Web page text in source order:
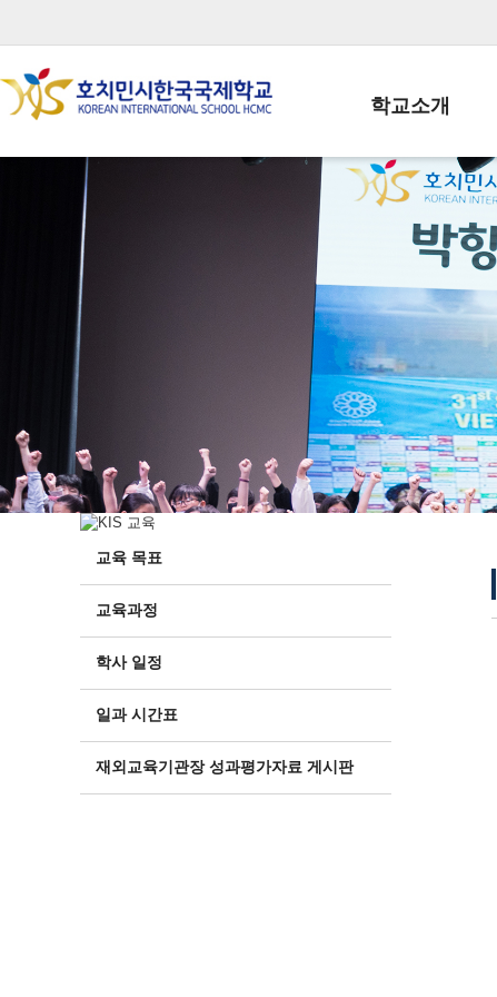
학교소개
학교장인사말
학교상징
학교연혁
교직원현황
학생현황
위치/전화
전경사진
교육 목표
교육과정
학사 일정
일과 시간표
재외교육기관장 성과평가자료 게시판